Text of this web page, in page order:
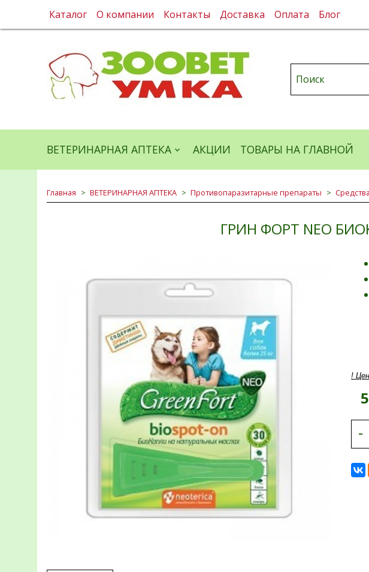
Каталог О компании Контакты Доставка Оплата Блог
ВЕТЕРИНАРНАЯ АПТЕКА АКЦИИ ТОВАРЫ НА ГЛАВНОЙ
Главная ВЕТЕРИНАРНАЯ АПТЕКА Противопаразитарные препараты
ГРИН ФОРТ NEO
!